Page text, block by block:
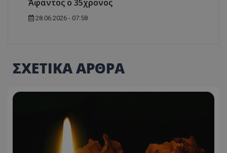
Άφαντος ο 35χρονος
28.06.2026 - 07:58
ΣΧΕΤΙΚΑ ΑΡΘΡΑ